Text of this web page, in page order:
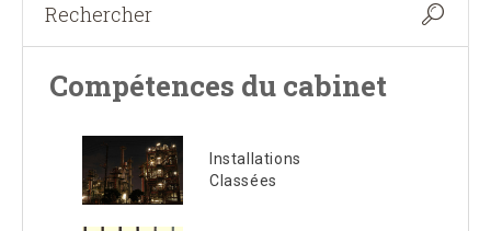
Compétences du cabinet
Installations
Classées